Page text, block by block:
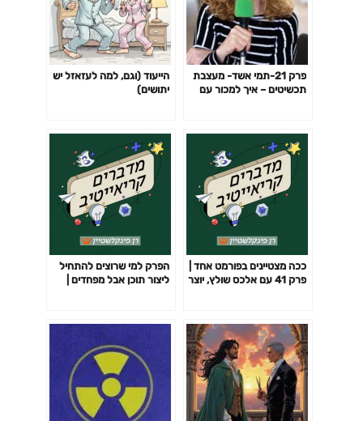
פרק 21-תמי אשד- מעצבת
תכשיטים – איך למכור עם
הייעוד (וגם, למה לעזאזל יש
יתושים)
ככה מצטיינים בפורמט אחד |
פרק 41 עם אלכס שולץ, יוצר
הפרק למי שרוצים להתחיל
ליצור תוכן אבל מפחדים |
וגיקית!